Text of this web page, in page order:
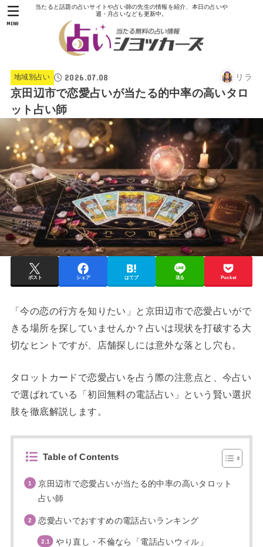
当たると話題の占いサイトや占い師の先生の情報を紹介、本日の占いや
週・月占いなども更新中。
MENU
地域別占い 2026.07.08 リラ
京田辺市で恋愛占いが当たる的中率の高いタロ
ット占い師
ポスト シェア はてブ 送る Pocket
「今の恋の行方を知りたい」と京田辺市で恋愛占いがで
きる場所を探していませんか？占いは現状を打破する大
切なヒントですが、店舗探しには意外な落とし穴も。
タロットカードで恋愛占いを占う際の注意点と、今占い
で選ばれている「初回無料の電話占い」という賢い選択
肢を徹底解説します。
Table of Contents
京田辺市で恋愛占いが当たる的中率の高いタロット
占い師
恋愛占いでおすすめの電話占いランキング
やり直し・不倫なら「電話占いウィル」